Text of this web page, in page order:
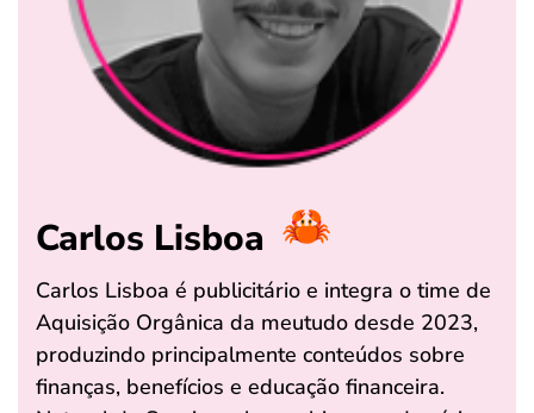
Carlos Lisboa
Carlos Lisboa é publicitário e integra o time de
Aquisição Orgânica da meutudo desde 2023,
produzindo principalmente conteúdos sobre
finanças, benefícios e educação financeira.